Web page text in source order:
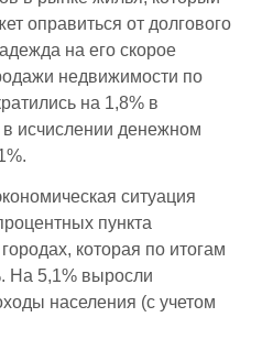
оправиться от долгового
на его скорое
недвижимости по
на 1,8% в
исчислении денежном
ситуация
пункта
которая по итогам
На 5,1% выросли
населения (с учетом